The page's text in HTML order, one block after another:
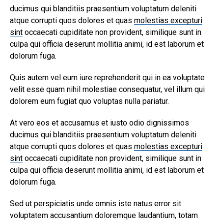
ducimus qui blanditiis praesentium voluptatum deleniti
atque corrupti quos dolores et quas molestias excepturi
sint occaecati cupiditate non provident, similique sunt in
culpa qui officia deserunt mollitia animi, id est laborum et
dolorum fuga.
Quis autem vel eum iure reprehenderit qui in ea voluptate
velit esse quam nihil molestiae consequatur, vel illum qui
dolorem eum fugiat quo voluptas nulla pariatur.
At vero eos et accusamus et iusto odio dignissimos
ducimus qui blanditiis praesentium voluptatum deleniti
atque corrupti quos dolores et quas molestias excepturi
sint occaecati cupiditate non provident, similique sunt in
culpa qui officia deserunt mollitia animi, id est laborum et
dolorum fuga.
Sed ut perspiciatis unde omnis iste natus error sit
voluptatem accusantium doloremque laudantium, totam